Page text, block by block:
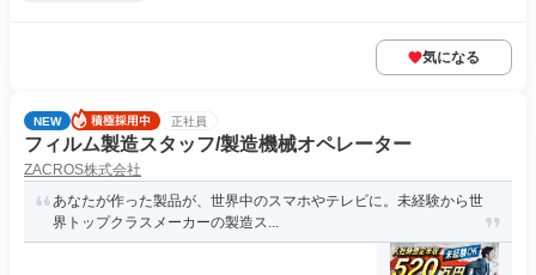
気になる
NEW 正社員
フィルム製造スタッフ/製造機械オペレーター
ZACROS株式会社
あなたが作った製品が、世界中のスマホやテレビに。未経験から世
界トップクラスメーカーの製造ス...